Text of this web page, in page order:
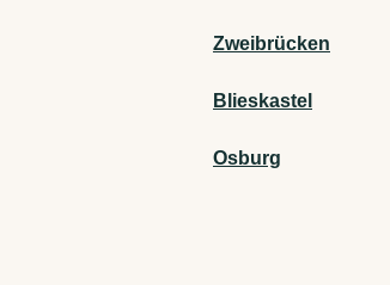
Zweibrücken
Blieskastel
Osburg